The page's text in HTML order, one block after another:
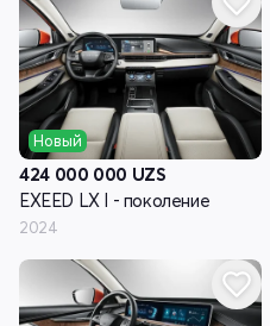
Новый
424 000 000 UZS
EXEED LX I - поколение
2024